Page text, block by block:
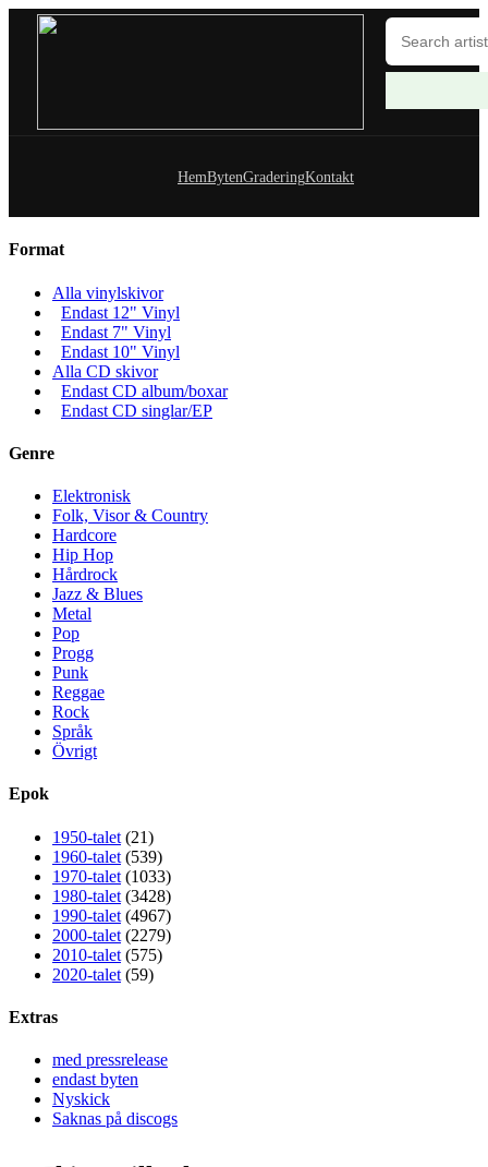
HemBytenGraderingKontakt
Format
Alla vinylskivor
Endast 12" Vinyl
Endast 7" Vinyl
Endast 10" Vinyl
Alla CD skivor
Endast CD album/boxar
Endast CD singlar/EP
Genre
Elektronisk
Folk, Visor & Country
Hardcore
Hip Hop
Hårdrock
Jazz & Blues
Metal
Pop
Progg
Punk
Reggae
Rock
Språk
Övrigt
Epok
1950-talet (21)
1960-talet (539)
1970-talet (1033)
1980-talet (3428)
1990-talet (4967)
2000-talet (2279)
2010-talet (575)
2020-talet (59)
Extras
med pressrelease
endast byten
Nyskick
Saknas på discogs